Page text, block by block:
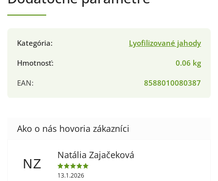
Kategória:
Lyofilizované jahody
Hmotnosť:
0.06 kg
EAN: 8588010080387
NZ
Natália Zajačeková
13.1.2026